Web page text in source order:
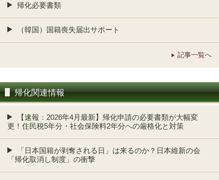
帰化必要書類
（韓国）国籍喪失届出サポート
記事一覧へ
帰化関連情報
【速報：2026年4月最新】帰化申請の必要書類が大幅変
更！住民税5年分・社会保険料2年分への厳格化と対策
「日本国籍が剥奪される日」は来るのか？日本維新の会
「帰化取消し制度」の衝撃